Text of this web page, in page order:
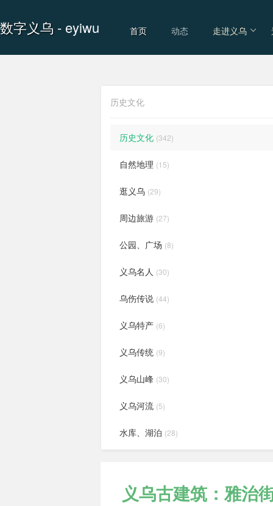
数字义乌 - eyiwu 首页 动态 走进义乌
历史文化
历史文化 (342)
自然地理 (15)
逛义乌 (29)
周边旅游 (27)
公园、广场 (8)
义乌名人 (30)
乌伤传说 (44)
义乌特产 (6)
义乌传统 (9)
义乌山峰 (30)
义乌河流 (5)
水库、湖泊 (28)
义乌古建筑：雅治